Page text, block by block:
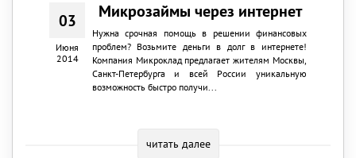
03
Июня
2014
Микрозаймы через интернет
Нужна срочная помощь в решении финансовых
проблем? Возьмите деньги в долг в интернете!
Компания Микроклад предлагает жителям Москвы,
Санкт-Петербурга и всей России уникальную
возможность быстро получи...
читать далее